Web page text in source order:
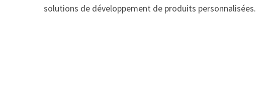
solutions de développement de produits personnalisées.